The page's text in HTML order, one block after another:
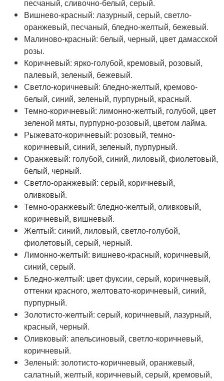
песчаный, сливочно-белый, серый.
Вишнево-красный: лазурный, серый, светло-
оранжевый, песчаный, бледно-желтый, бежевый.
Малиново-красный: белый, черный, цвет дамасской
розы.
Коричневый: ярко-голубой, кремовый, розовый,
палевый, зеленый, бежевый.
Светло-коричневый: бледно-желтый, кремово-
белый, синий, зеленый, пурпурный, красный.
Темно-коричневый: лимонно-желтый, голубой, цвет
зеленой мяты, пурпурно-розовый, цветом лайма.
Рыжевато-коричневый: розовый, темно-
коричневый, синий, зеленый, пурпурный.
Оранжевый: голубой, синий, лиловый, фиолетовый,
белый, черный.
Светло-оранжевый: серый, коричневый,
оливковый.
Темно-оранжевый: бледно-желтый, оливковый,
коричневый, вишневый.
Желтый: синий, лиловый, светло-голубой,
фиолетовый, серый, черный.
Лимонно-желтый: вишнево-красный, коричневый,
синий, серый.
Бледно-желтый: цвет фуксии, серый, коричневый,
оттенки красного, желтовато-коричневый, синий,
пурпурный.
Золотисто-желтый: серый, коричневый, лазурный,
красный, черный.
Оливковый: апельсиновый, светло-коричневый,
коричневый.
Зеленый: золотисто-коричневый, оранжевый,
салатный, желтый, коричневый, серый, кремовый,